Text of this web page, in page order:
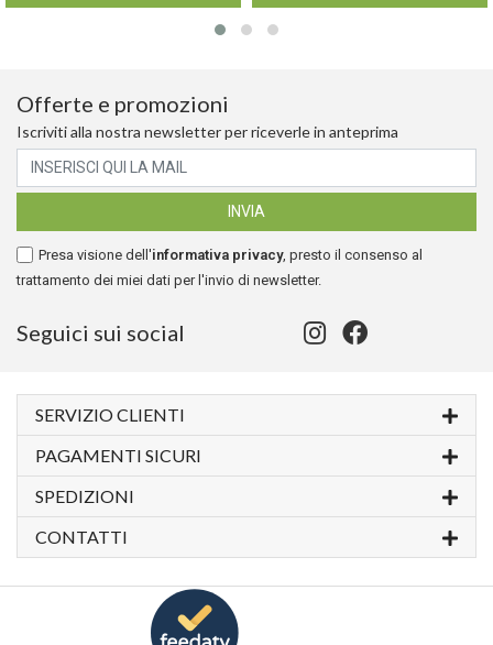
Offerte e promozioni
Iscriviti alla nostra newsletter per riceverle in anteprima
Presa visione dell'informativa privacy, presto il consenso al
trattamento dei miei dati per l'invio di newsletter.
Seguici sui social
SERVIZIO CLIENTI
PAGAMENTI SICURI
SPEDIZIONI
CONTATTI